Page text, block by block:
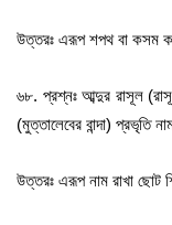
উত্তরঃ এরূপ শপথ বা কসম
৬৮. প্রশ্নঃ আব্দুর রাসূল
(মুত্তালেবের বান্দা) প্রভৃতি
উত্তরঃ এরূপ নাম রাখা ছোট